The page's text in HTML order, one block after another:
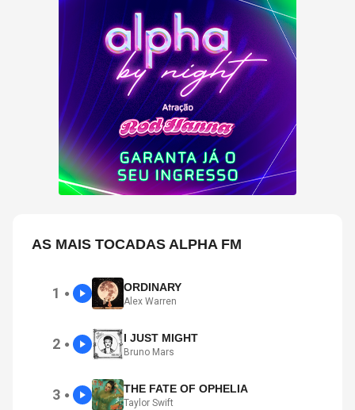
AS MAIS TOCADAS ALPHA FM
1 ● ORDINARY
Alex Warren
2 ● I JUST MIGHT
Bruno Mars
3 ● THE FATE OF OPHELIA
Taylor Swift